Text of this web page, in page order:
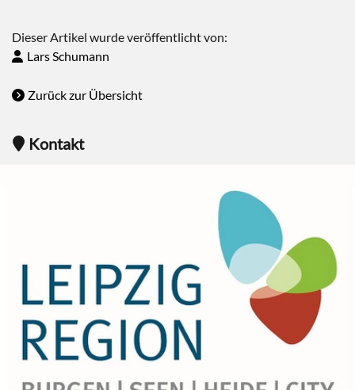
Dieser Artikel wurde veröffentlicht von:
Lars Schumann
Zurück zur Übersicht
Kontakt